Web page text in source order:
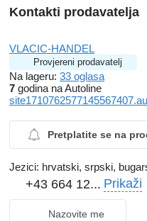
Kontakti prodavatelja
VLACIC-HANDEL
Provjereni prodavatelj
Na lageru: 33 oglasa
7 godina na Autoline
Pretplatite se na
Jezici: hrvatski, srpski,
+43 664 12... Prikaži
Nazovite me